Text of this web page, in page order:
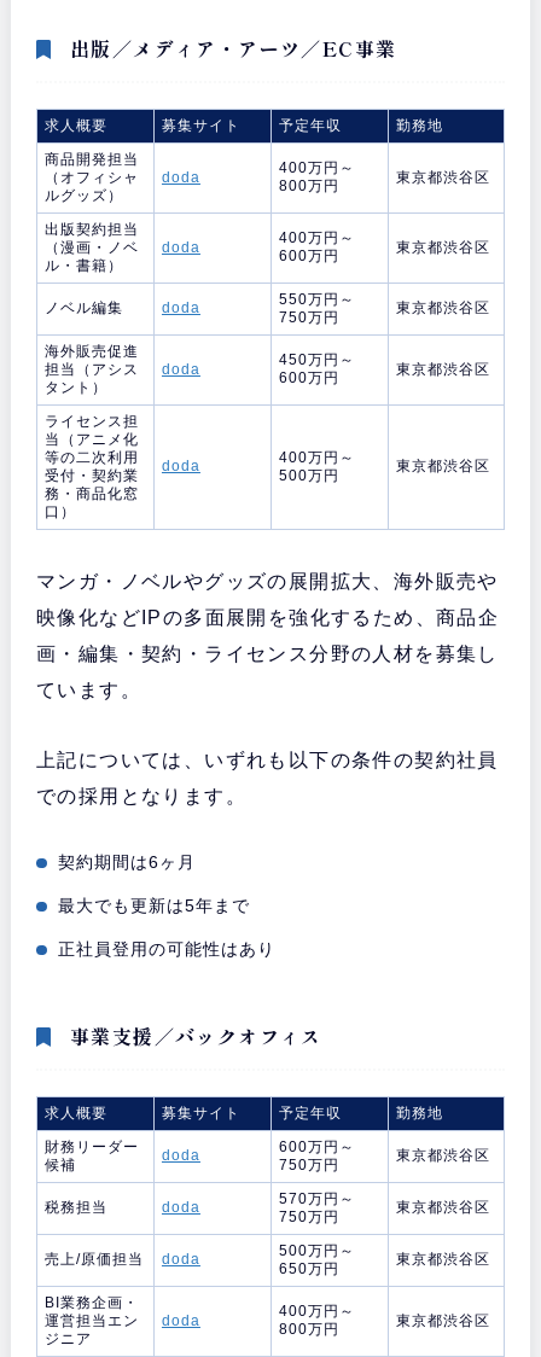
出版／メディア・アーツ／EC事業
求人概要 募集サイト 予定年収
勤務地
商品開発担当
（オフィシャ
ルグッズ）
doda
400万円～
800万円
東京都渋谷区
出版契約担当
（漫画・ノベ
ル・書籍）
doda
400万円～
600万円
東京都渋谷区
ノベル編集 doda
550万円～
750万円
東京都渋谷区
海外販売促進
担当（アシス
タント）
doda
450万円～
600万円
東京都渋谷区
ライセンス担
当（アニメ化
等の二次利用
受付・契約業
務・商品化窓
口）
doda
400万円～
500万円
東京都渋谷区
マンガ・ノベルやグッズの展開拡大、海外販売や
映像化などIPの多面展開を強化するため、商品企
画・編集・契約・ライセンス分野の人材を募集し
ています。
上記については、いずれも以下の条件の契約社員
での採用となります。
契約期間は6ヶ月
最大でも更新は5年まで
正社員登用の可能性はあり
事業支援／バックオフィス
求人概要 募集サイト 予定年収
勤務地
財務リーダー
候補
doda
600万円～
750万円
東京都渋谷区
税務担当 doda
570万円～
750万円
東京都渋谷区
売上/原価担当 doda
500万円～
650万円
東京都渋谷区
BI業務企画・
運営担当エン
ジニア
doda
400万円～
800万円
東京都渋谷区